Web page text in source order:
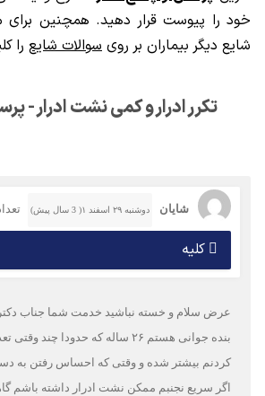
خود را پیوست قرار دهید. همچنین
شایع دیگر بیماران بر روی سوالات شایع را
تکرر ادرار و کمی نشت ادرار - پرسش
شایان دوشنبه ۲۹ اسفند ۱( 3 سال پیش)
کلیه
عرض سلام و خسته نباشید خدمت شما جناب
بنده جوانی هستم ۲۶ ساله که حدودا چند
کردنم بیشتر شده و وقتی که احساس رفتن به
اگر سریع نجنبم ممکن نشت ادرار داشته باشم